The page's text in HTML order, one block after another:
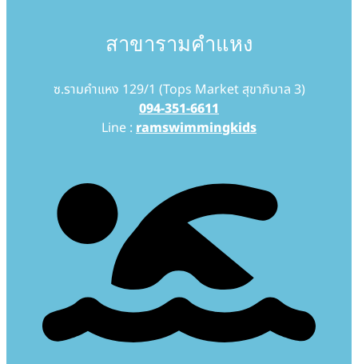
สาขารามคำแหง
ซ.รามคำแหง 129/1 (Tops Market สุขาภิบาล 3)
094-351-6611
Line : ramswimmingkids